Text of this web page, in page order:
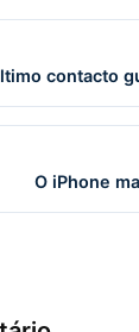
contacto
O iPhone